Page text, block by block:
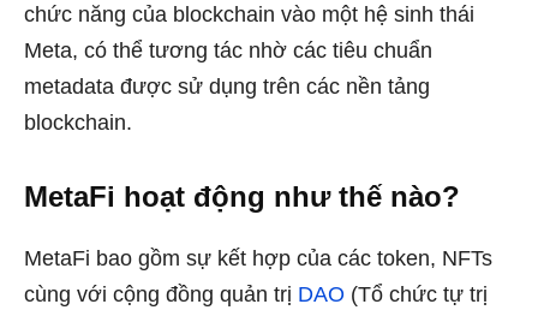
chức năng của blockchain vào một hệ sinh thái
Meta, có thể tương tác nhờ các tiêu chuẩn
metadata được sử dụng trên các nền tảng
blockchain.
MetaFi hoạt động như thế nào?
MetaFi bao gồm sự kết hợp của các token, NFTs
cùng với cộng đồng quản trị DAO (Tổ chức tự trị